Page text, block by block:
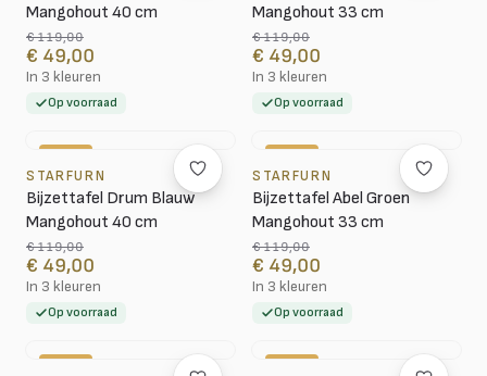
Mangohout 40 cm
€ 119,00
€ 49,00
In 3 kleuren
Op voorraad
Mangohout 33 cm
€ 119,00
€ 49,00
In 3 kleuren
Op voorraad
STARFURN
Bijzettafel Drum Blauw
Mangohout 40 cm
€ 119,00
€ 49,00
In 3 kleuren
Op voorraad
STARFURN
Bijzettafel Abel Groen
Mangohout 33 cm
€ 119,00
€ 49,00
In 3 kleuren
Op voorraad